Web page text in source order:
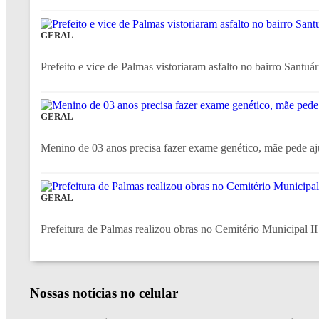
GERAL
Prefeito e vice de Palmas vistoriaram asfalto no bairro
GERAL
Menino de 03 anos precisa fazer exame genético, mãe pede
GERAL
Prefeitura de Palmas realizou obras no Cemitério Municipal II
Nossas notícias no celular